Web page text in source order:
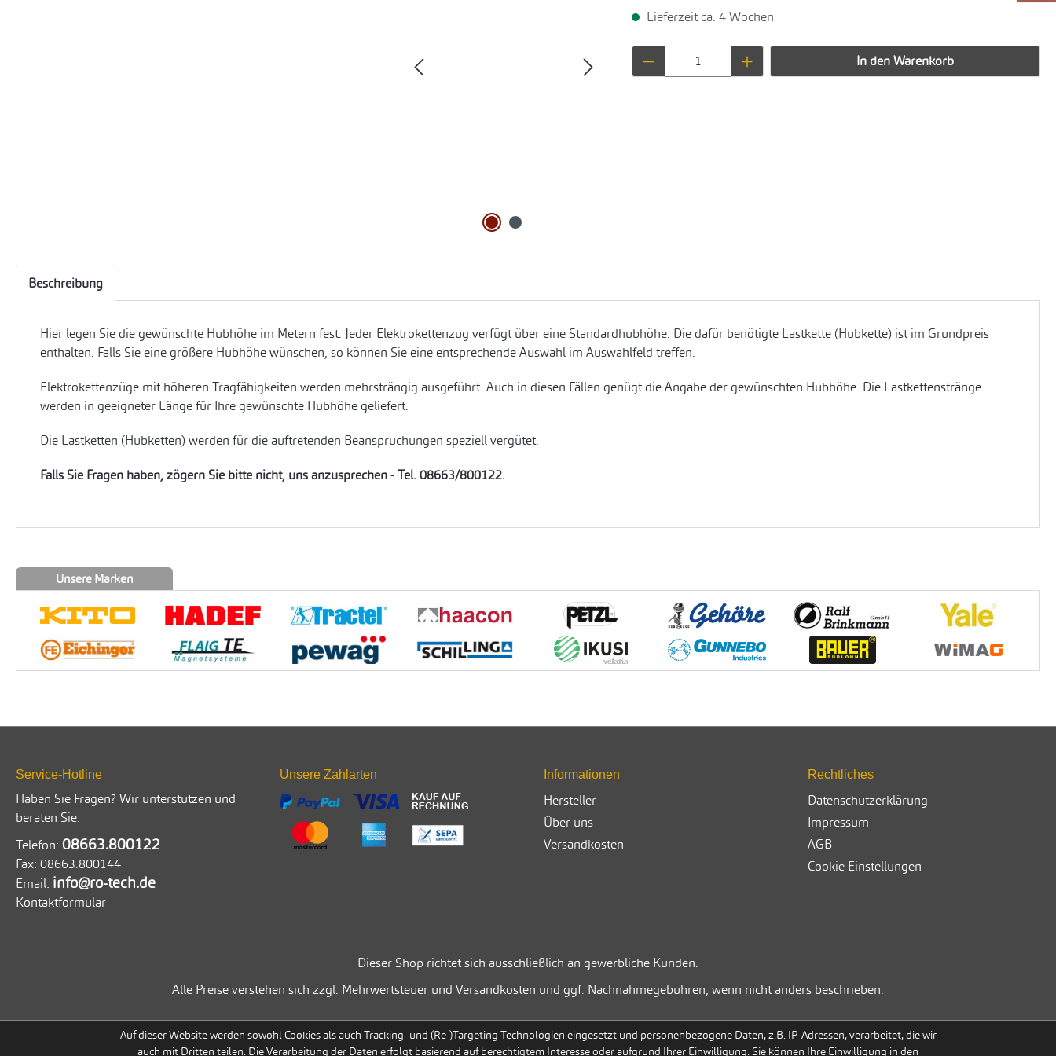
Lieferzeit ca. 4 Wochen
Produkt Anzahl: Gib den gewünschten Wert ein
In den Warenkorb
Beschreibung
Hier legen Sie die gewünschte Hubhöhe im Metern fest. Jeder Elektrokettenzug verfügt über eine Standardhubhöhe. Die dafür benötigte Lastkette (Hubkette) ist im Grundpreis
enthalten. Falls Sie eine größere Hubhöhe wünschen, so können Sie eine entsprechende Auswahl im Auswahlfeld treffen.
Elektrokettenzüge mit höheren Tragfähigkeiten werden mehrsträngig ausgeführt. Auch in diesen Fällen genügt die Angabe der gewünschten Hubhöhe. Die Lastkettenstränge
werden in geeigneter Länge für Ihre gewünschte Hubhöhe geliefert.
Die Lastketten (Hubketten) werden für die auftretenden Beanspruchungen speziell vergütet.
Falls Sie Fragen haben, zögern Sie bitte nicht, uns anzusprechen - Tel. 08663/800122.
Unsere Marken
Service-Hotline
Haben Sie Fragen? Wir unterstützen und
beraten Sie:
Telefon: 08663.800122
Fax: 08663.800144
Email: info@ro-tech.de
Kontaktformular
Unsere Zahlarten Informationen
Hersteller
Über uns
Versandkosten
Rechtliches
Datenschutzerklärung
Impressum
AGB
Cookie Einstellungen
Dieser Shop richtet sich ausschließlich an gewerbliche Kunden.
Alle Preise verstehen sich zzgl. Mehrwertsteuer und Versandkosten und ggf. Nachnahmegebühren, wenn nicht anders beschrieben.
Auf dieser Website werden sowohl Cookies als auch Tracking- und (Re-)Targeting-Technologien eingesetzt und personenbezogene Daten, z.B. IP-Adressen, verarbeitet, die wir
auch mit Dritten teilen. Die Verarbeitung der Daten erfolgt basierend auf berechtigtem Interesse oder aufgrund Ihrer Einwilligung. Sie können Ihre Einwilligung in den